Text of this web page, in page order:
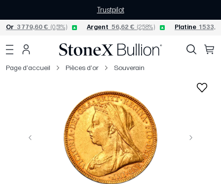
Trustpilot
Or 3 779,60 € (0,51%) Argent 56,62 € (2,58%) Platine 1
Page d'accueil Pièces d'or Souverain
Précédent Suivant